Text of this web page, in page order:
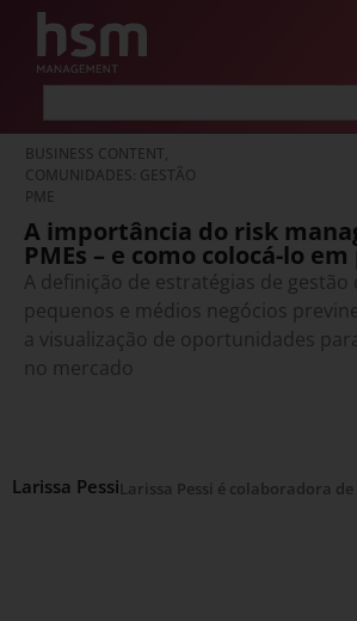
BUSINESS CONTENT,
COMUNIDADES: GESTÃO
PME
A importância do risk
PMEs – e como colocá-lo
A definição de estratégias de gestão
pequenos e médios negócios
a visualização de oportunidades
no mercado
Larissa PessiLarissa Pessi é colaboradora